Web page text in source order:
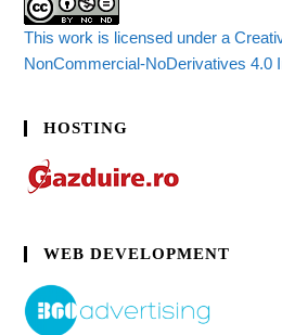
This work is licensed under a
NonCommercial-NoDerivatives 4.0
HOSTING
WEB DEVELOPMENT